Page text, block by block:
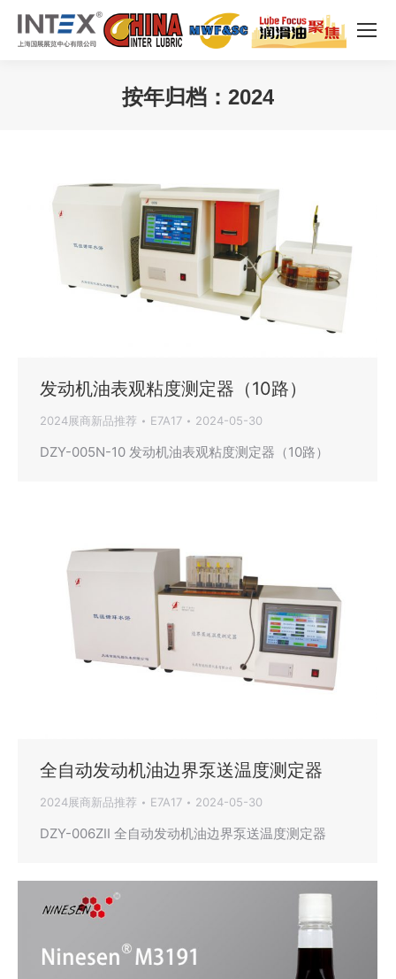
按年归档： 2024
发动机油表观粘度测定器（10路）
2024展商新品推荐 E7A17 2024-05-30
DZY-005N-10 发动机油表观粘度测定器（10路）
全自动发动机油边界泵送温度测定器
2024展商新品推荐 E7A17 2024-05-30
DZY-006ZII 全自动发动机油边界泵送温度测定器